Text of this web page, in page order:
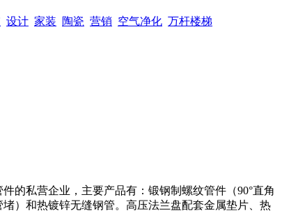
设计 家装 陶瓷 营销 空气净化 万杆楼梯
的私营企业，主要产品有：锻钢制螺纹管件（90°直角
）和热镀锌无缝钢管。高压法兰盘配套金属垫片、热